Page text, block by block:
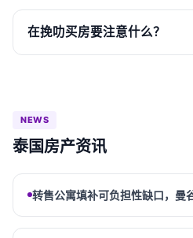
在挽叻买房要注意什么？
NEWS
泰国房产资讯
转售公寓填补可负担性缺口，曼